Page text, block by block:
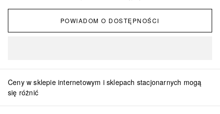
POWIADOM O DOSTĘPNOŚCI
Ceny w sklepie internetowym i sklepach stacjonarnych mogą
się różnić